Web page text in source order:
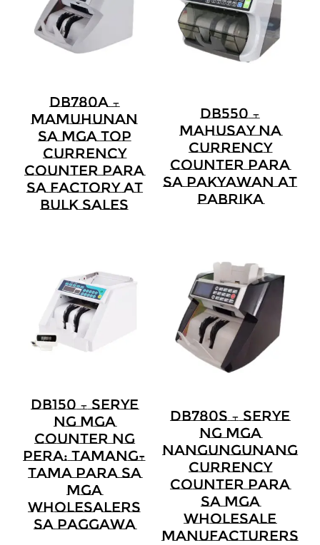
DB780A –
Mamuhunan
Sa Mga Top
Currency
Counter Para
Sa Factory At
Bulk Sales
DB550 –
Mahusay Na
Currency
Counter Para
Sa Pakyawan At
Pabrika
DB150 – Serye
Ng Mga
Counter Ng
Pera: Tamang-
Tama Para Sa
Mga
Wholesalers
Sa Paggawa
DB780S – Serye
Ng Mga
Nangungunang
Currency
Counter Para
Sa Mga
Wholesale
Manufacturers